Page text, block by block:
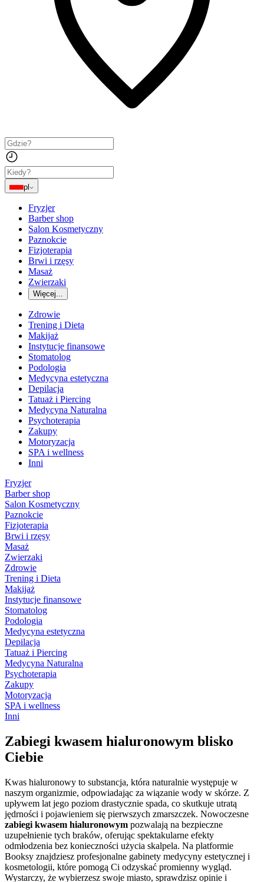
pl
Fryzjer
Barber shop
Salon Kosmetyczny
Paznokcie
Fizjoterapia
Brwi i rzęsy
Masaż
Zwierzaki
Więcej...
Zdrowie
Trening i Dieta
Makijaż
Instytucje finansowe
Stomatolog
Podologia
Medycyna estetyczna
Depilacja
Tatuaż i Piercing
Medycyna Naturalna
Psychoterapia
Zakupy
Motoryzacja
SPA i wellness
Inni
Fryzjer
Barber shop
Salon Kosmetyczny
Paznokcie
Fizjoterapia
Brwi i rzęsy
Masaż
Zwierzaki
Zdrowie
Trening i Dieta
Makijaż
Instytucje finansowe
Stomatolog
Podologia
Medycyna estetyczna
Depilacja
Tatuaż i Piercing
Medycyna Naturalna
Psychoterapia
Zakupy
Motoryzacja
SPA i wellness
Inni
Zabiegi kwasem hialuronowym blisko
Ciebie
Kwas hialuronowy to substancja, która naturalnie występuje w
naszym organizmie, odpowiadając za wiązanie wody w skórze. Z
upływem lat jego poziom drastycznie spada, co skutkuje utratą
jędrności i pojawieniem się pierwszych zmarszczek. Nowoczesne
zabiegi kwasem hialuronowym pozwalają na bezpieczne
uzupełnienie tych braków, oferując spektakularne efekty
odmłodzenia bez konieczności użycia skalpela. Na platformie
Booksy znajdziesz profesjonalne gabinety medycyny estetycznej i
kosmetologii, które pomogą Ci odzyskać promienny wygląd.
Wystarczy, że wybierzesz swoje miasto, sprawdzisz opinie i